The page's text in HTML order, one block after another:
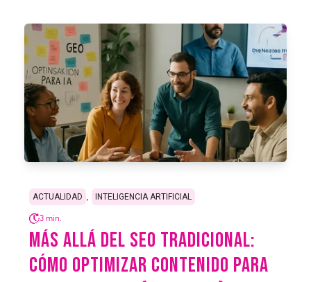
ACTUALIDAD INTELIGENCIA ARTIFICIAL
3 min.
MÁS ALLÁ DEL SEO TRADICIONAL:
CÓMO OPTIMIZAR CONTENIDO PARA